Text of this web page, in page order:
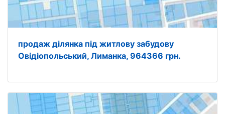
продаж ділянка під житлову забудову
Овідіопольський, Лиманка, 964366 грн.